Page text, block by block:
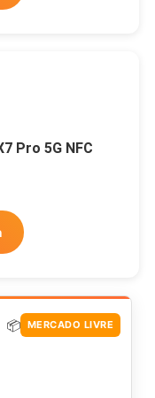
Pro 5G NFC
📦 MERCADO LIVRE